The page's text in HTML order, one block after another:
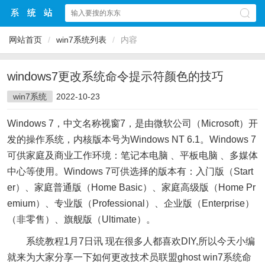
网站首页 / win7系统列表 / 内容
windows7更改系统命令提示符颜色的技巧
win7系统 2022-10-23
Windows 7，中文名称视窗7，是由微软公司（Microsoft）开
发的操作系统，内核版本号为Windows NT 6.1。Windows 7
可供家庭及商业工作环境：笔记本电脑 、平板电脑 、多媒体
中心等使用。Windows 7可供选择的版本有：入门版（Start
er）、家庭普通版（Home Basic）、家庭高级版（Home Pr
emium）、专业版（Professional）、企业版（Enterprise）
（非零售）、旗舰版（Ultimate）。
系统教程1月7日讯 现在很多人都喜欢DIY,所以今天小编
就来为大家分享一下如何更改技术员联盟ghost win7系统命